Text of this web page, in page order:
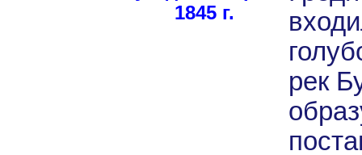
1845 г.
рек